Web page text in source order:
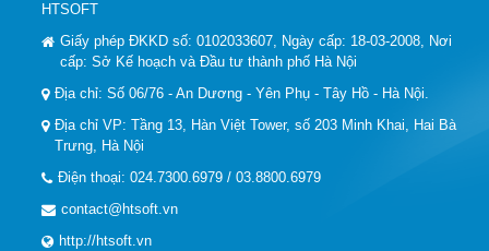
HTSOFT
Giấy phép ĐKKD số: 0102033607, Ngày cấp: 18-03-2008, Nơi
cấp: Sở Kế hoạch và Đầu tư thành phố Hà Nội
Địa chỉ: Số 06/76 - An Dương - Yên Phụ - Tây Hồ - Hà Nội.
Địa chỉ VP: Tầng 13, Hàn Việt Tower, số 203 Minh Khai, Hai Bà
Trưng, Hà Nội
Điện thoại: 024.7300.6979 / 03.8800.6979
contact@htsoft.vn
http://htsoft.vn